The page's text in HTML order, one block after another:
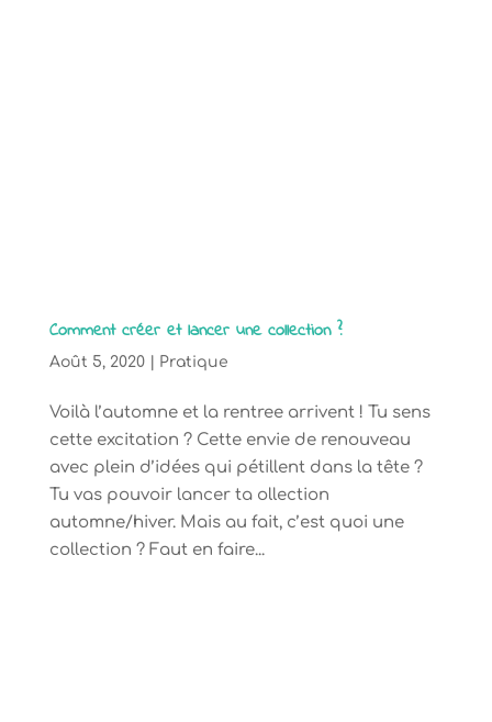
Comment créer et lancer une collection ?
Août 5, 2020| Pratique
Voilà l’automne et la rentree arrivent ! Tu sens
cette excitation ? Cette envie de renouveau
avec plein d’idées qui pétillent dans la tête ?
Tu vas pouvoir lancer ta ollection
automne/hiver. Mais au fait, c’est quoi une
collection ? Faut en faire...